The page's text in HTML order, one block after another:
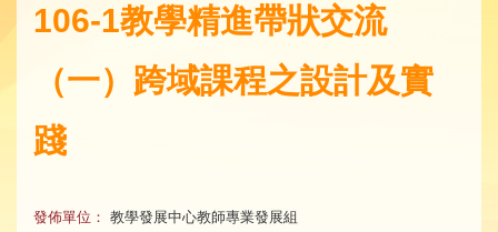
106-1教學精進帶狀交流
（一）跨域課程之設計及實
踐
發佈單位： 教學發展中心教師專業發展組